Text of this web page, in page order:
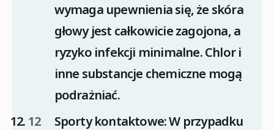
wymaga upewnienia się, że skóra
głowy jest całkowicie zagojona, a
ryzyko infekcji minimalne. Chlor i
inne substancje chemiczne mogą
podrażniać.
Sporty kontaktowe: W przypadku